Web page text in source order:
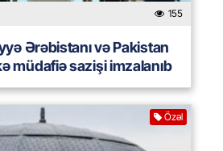
155
Ərəbistanı və Pakistan
müdafiə sazişi imzalanıb
Özəl